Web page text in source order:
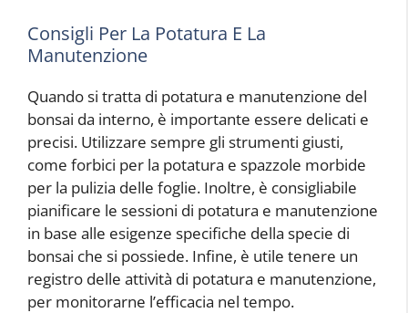
Consigli Per La Potatura E La
Manutenzione
Quando si tratta di potatura e manutenzione del
bonsai da interno, è importante essere delicati e
precisi. Utilizzare sempre gli strumenti giusti,
come forbici per la potatura e spazzole morbide
per la pulizia delle foglie. Inoltre, è consigliabile
pianificare le sessioni di potatura e manutenzione
in base alle esigenze specifiche della specie di
bonsai che si possiede. Infine, è utile tenere un
registro delle attività di potatura e manutenzione,
per monitorarne l’efficacia nel tempo.